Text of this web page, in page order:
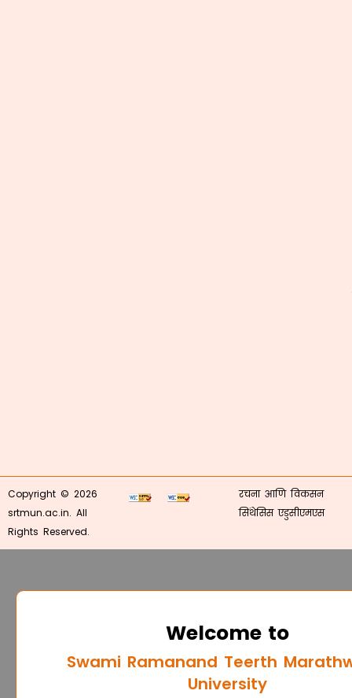
Copyright © 2026
srtmun.ac.in. All
Rights Reserved.
रचना आणि विकसन
सिंथेसिस एडुसीएमएस
Welcome to
Swami Ramanand Teerth
University